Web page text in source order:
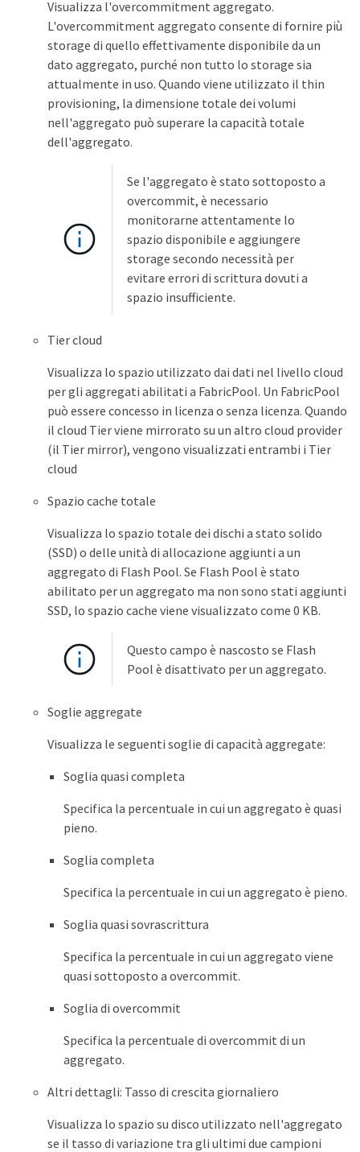
Visualizza l'overcommitment aggregato.
L'overcommitment aggregato consente di fornire più
storage di quello effettivamente disponibile da un
dato aggregato, purché non tutto lo storage sia
attualmente in uso. Quando viene utilizzato il thin
provisioning, la dimensione totale dei volumi
nell'aggregato può superare la capacità totale
dell'aggregato.
Se l'aggregato è stato sottoposto a
overcommit, è necessario
monitorarne attentamente lo
spazio disponibile e aggiungere
storage secondo necessità per
evitare errori di scrittura dovuti a
spazio insufficiente.
Tier cloud
Visualizza lo spazio utilizzato dai dati nel livello cloud
per gli aggregati abilitati a FabricPool. Un FabricPool
può essere concesso in licenza o senza licenza. Quando
il cloud Tier viene mirrorato su un altro cloud provider
(il Tier mirror), vengono visualizzati entrambi i Tier
cloud
Spazio cache totale
Visualizza lo spazio totale dei dischi a stato solido
(SSD) o delle unità di allocazione aggiunti a un
aggregato di Flash Pool. Se Flash Pool è stato
abilitato per un aggregato ma non sono stati aggiunti
SSD, lo spazio cache viene visualizzato come 0 KB.
Questo campo è nascosto se Flash
Pool è disattivato per un aggregato.
Soglie aggregate
Visualizza le seguenti soglie di capacità aggregate:
Soglia quasi completa
Specifica la percentuale in cui un aggregato è quasi
pieno.
Soglia completa
Specifica la percentuale in cui un aggregato è pieno.
Soglia quasi sovrascrittura
Specifica la percentuale in cui un aggregato viene
quasi sottoposto a overcommit.
Soglia di overcommit
Specifica la percentuale di overcommit di un
aggregato.
Altri dettagli: Tasso di crescita giornaliero
Visualizza lo spazio su disco utilizzato nell'aggregato
se il tasso di variazione tra gli ultimi due campioni